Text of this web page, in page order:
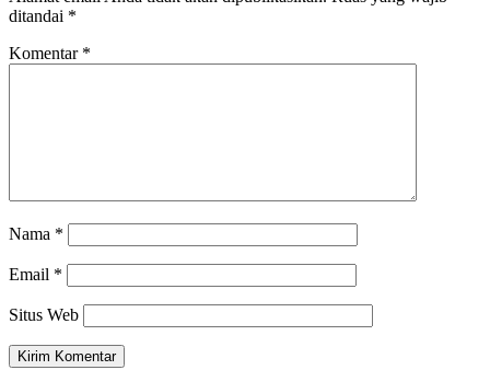
ditandai *
Komentar *
Nama *
Email *
Situs Web